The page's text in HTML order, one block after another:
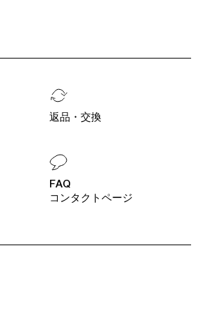
返品・交換
FAQ
コンタクトページ